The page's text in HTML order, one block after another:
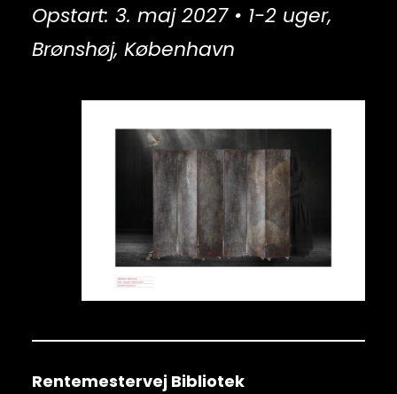
Opstart: 3. maj 2027 • 1-2 uger,
Brønshøj, København
Rentemestervej Bibliotek